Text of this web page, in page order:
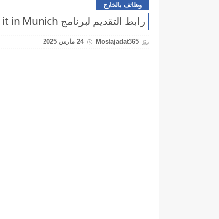
وظائف بالخارج
رابط التقديم لبرنامج Make it in Munich
Mostajadat365 24 مارس 2025